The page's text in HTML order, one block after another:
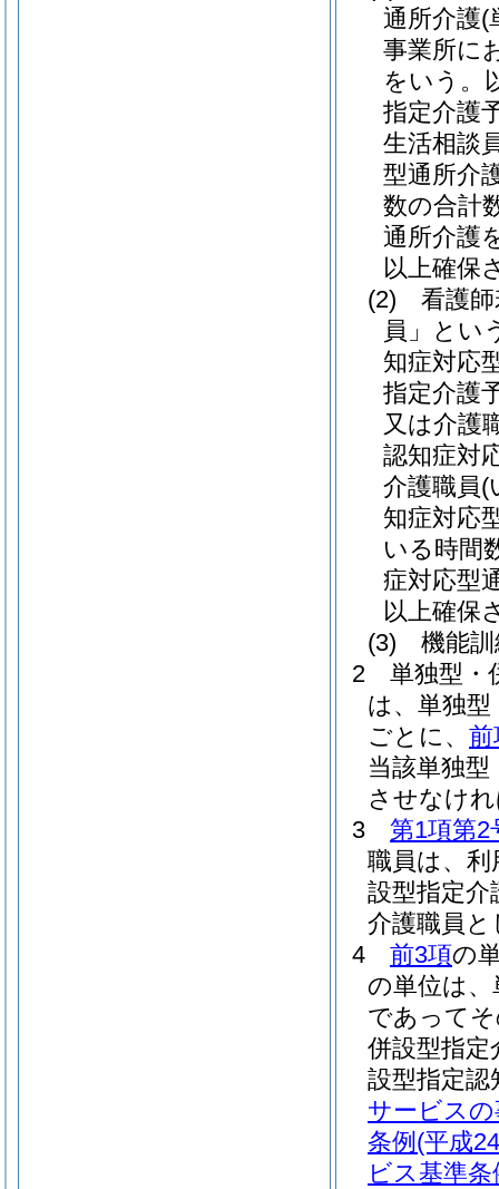
通所介護(
事業所に
をいう。
指定介護
生活相談
型通所介
数の合計
通所介護
以上確保
(2)
看護
員」とい
知症対応
指定介護
又は介護
認知症対
介護職員(
知症対応
いる時間
症対応型
以上確保
(3)
機能
2
単独型・
は、単独型
ごとに、 前
当該単独
させなけ
3
第1項第2
職員は、
設型指定介
介護職員
4
前3項の
の単位は、
であって
併設型指定
設型指定認
サービス
条例 (平成
ビス基準